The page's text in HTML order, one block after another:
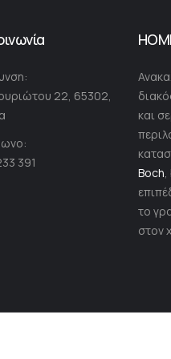
22, 65302,
391
και
Boch,
το
στον